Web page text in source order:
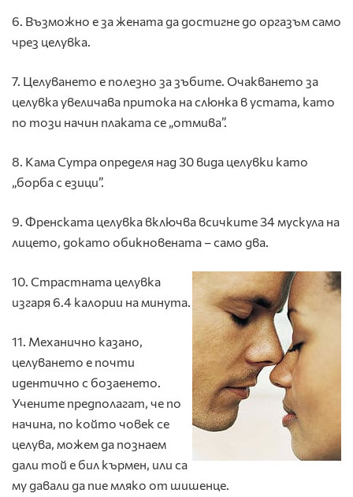
6. Възможно е за жената да достигне до оргазъм само
чрез целувка.
7. Целуването е полезно за зъбите. Очакването за
целувка увеличава притока на слюнка в устата, като
по този начин плаката се „отмива”.
8. Кама Сутра определя над 30 вида целувки като
„борба с езици”.
9. Френската целувка включва всичките 34 мускула на
лицето, докато обикновената – само два.
10. Страстната целувка
изгаря 6.4 калории на минута.
11. Механично казано,
целуването е почти
идентично с бозаенето.
Учените предполагат, че по
начина, по който човек се
целува, можем да познаем
дали той е бил кърмен, или са
му давали да пие мляко от шишенце.